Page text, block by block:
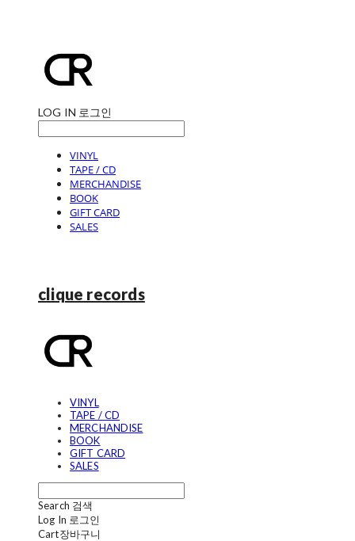
LOG IN 로그인
VINYL
TAPE / CD
MERCHANDISE
BOOK
GIFT CARD
SALES
clique records
VINYL
TAPE / CD
MERCHANDISE
BOOK
GIFT CARD
SALES
Search 검색
Log In 로그인
Cart장바구니